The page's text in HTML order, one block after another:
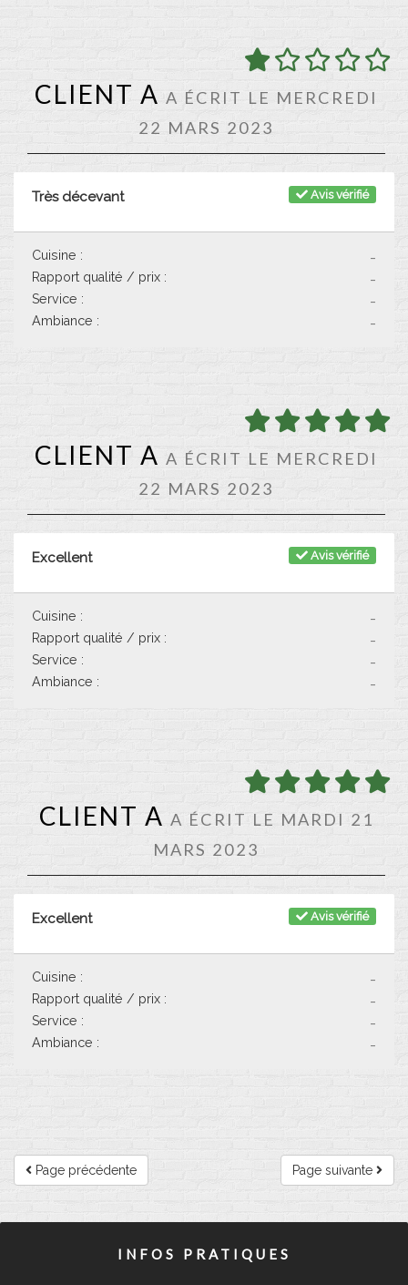
CLIENT A A ÉCRIT LE MERCREDI
22 MARS 2023
Avis vérifié
Très décevant
-
Cuisine :
-
Rapport qualité / prix :
-
Service :
-
Ambiance :
CLIENT A A ÉCRIT LE MERCREDI
22 MARS 2023
Avis vérifié
Excellent
-
Cuisine :
-
Rapport qualité / prix :
-
Service :
-
Ambiance :
CLIENT A A ÉCRIT LE MARDI 21
MARS 2023
Avis vérifié
Excellent
-
Cuisine :
-
Rapport qualité / prix :
-
Service :
-
Ambiance :
Page suivante
Page précédente
INFOS PRATIQUES